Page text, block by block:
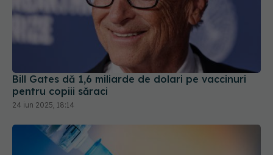
Bill Gates dă 1,6 miliarde de dolari pe vaccinuri
pentru copiii săraci
24 iun 2025, 18:14